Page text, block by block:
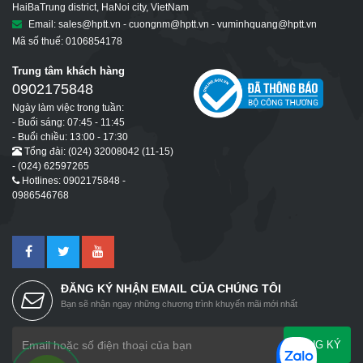
HaiBaTrung district, HaNoi city, VietNam
Email: sales@hptt.vn - cuongnm@hptt.vn - vuminhquang@hptt.vn
Mã số thuế: 0106854178
Trung tâm khách hàng
0902175848
Ngày làm việc trong tuần:
- Buổi sáng: 07:45 - 11:45
- Buổi chiều: 13:00 - 17:30
Tổng đài: (024) 32008042 (11-15)
- (024) 62597265
Hotlines: 0902175848 -
0986546768
ĐĂNG KÝ NHẬN EMAIL CỦA CHÚNG TÔI
Bạn sẽ nhận ngay những chương trình khuyến mãi mới nhất
ĐĂNG KÝ